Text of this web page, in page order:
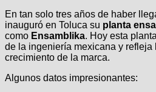
En tan solo tres años de haber
inauguró en Toluca su planta
como Ensamblika. Hoy esta
de la ingeniería mexicana y refleja
crecimiento de la marca.
Algunos datos impresionantes: